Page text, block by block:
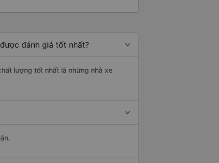
đánh giá tốt nhất?
lượng tốt nhất là những nhà xe